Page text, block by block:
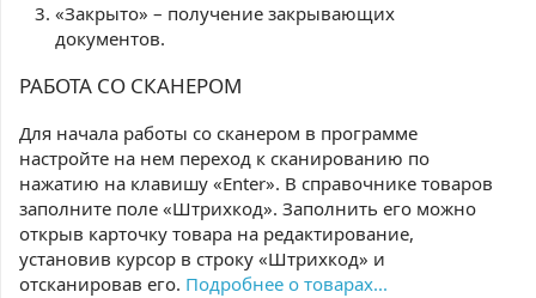
«Закрыто» – получение закрывающих
документов.
РАБОТА СО СКАНЕРОМ
Для начала работы со сканером в программе
настройте на нем переход к сканированию по
нажатию на клавишу «Enter». В справочнике товаров
заполните поле «Штрихкод». Заполнить его можно
открыв карточку товара на редактирование,
установив курсор в строку «Штрихкод» и
отсканировав его. Подробнее о товарах...